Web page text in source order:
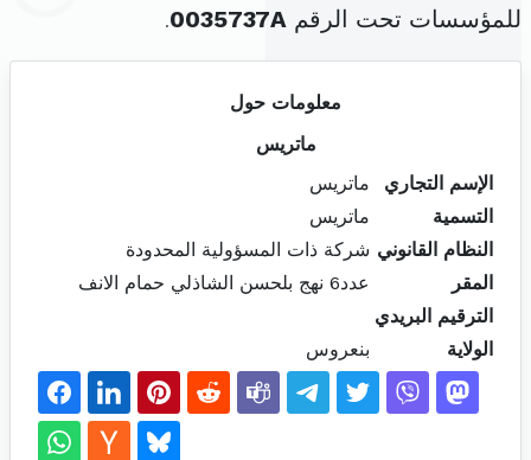
للمؤسسات تحت الرقم 0035737A
.
معلومات حول
ماتريس
الإسم التجاري
ماتريس
التسمية
ماتريس
النظام القانوني شركة ذات المسؤولية المحدودة
المقر
عدد6 نهج بلحسن الشاذلي حمام الانف
الترقيم البريدي
الولاية
بنعروس